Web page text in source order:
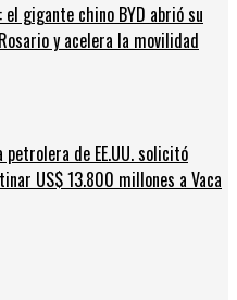
gigante chino BYD abrió su
y acelera la movilidad
de EE.UU. solicitó
US$ 13.800 millones a Vaca